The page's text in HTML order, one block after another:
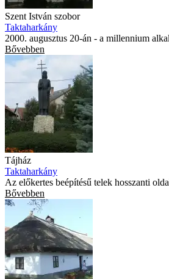
Szent István szobor
Taktaharkány
2000. augusztus 20-án - a millennium
Bővebben
Tájház
Taktaharkány
Az előkertes beépítésű telek hosszanti
Bővebben